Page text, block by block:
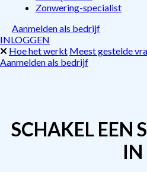
Zonwering-specialist
Aanmelden als bedrijf
INLOGGEN
Hoe het werkt Meest gestelde
Aanmelden als bedrijf
SCHAKEL EEN
IN